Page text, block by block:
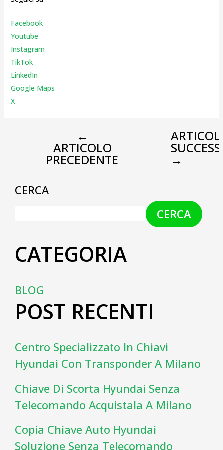
Facebook
Youtube
Instagram
TikTok
LinkedIn
Google Maps
X
←
ARTICOLO
PRECEDENTE →
CERCA
CERCA
CATEGORIA
BLOG
POST RECENTI
Centro Specializzato In Chiavi
Hyundai Con Transponder A Milano
Chiave Di Scorta Hyundai Senza
Telecomando Acquistala A Milano
Copia Chiave Auto Hyundai
Soluzione Senza Telecomando